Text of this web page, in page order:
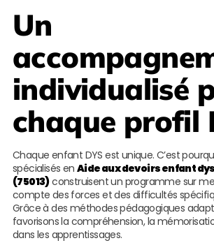
Un
individualisé
chaque profil
Chaque enfant DYS est unique. C’est
spécialisés en Aide aux devoirs enfant
(75013)construisent un programme sur
compte des forces et des difficultés
Grâce à des méthodes pédagogiques
favorisons la compréhension, la
dans les apprentissages.